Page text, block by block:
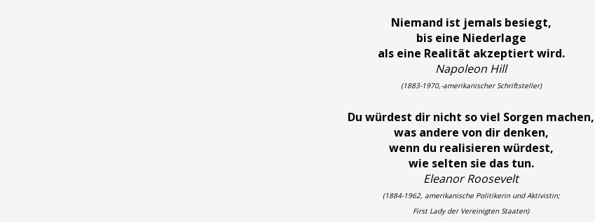
Niemand ist jemals besiegt,
bis eine Niederlage
als eine Realität akzeptiert wird.
Napoleon Hill
(1883-1970,-amerikanischer Schriftsteller)
Du würdest dir nicht so viel Sorgen machen,
was andere von dir denken,
wenn du realisieren würdest,
wie selten sie das tun.
Eleanor Roosevelt
(1884-1962, amerikanische Politikerin und Aktivistin;
First Lady der Vereinigten Staaten)